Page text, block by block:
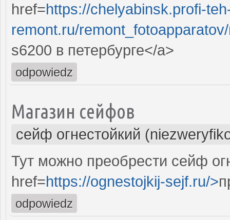
href=https://chelyabinsk.profi-
remont.ru/
s6200 в петербурге</a>
odpowiedz
Магазин сейфов
сейф огнестойкий
Тут можно преобрести сейф
href=https://ognestojkij-sejf.ru/>
odpowiedz